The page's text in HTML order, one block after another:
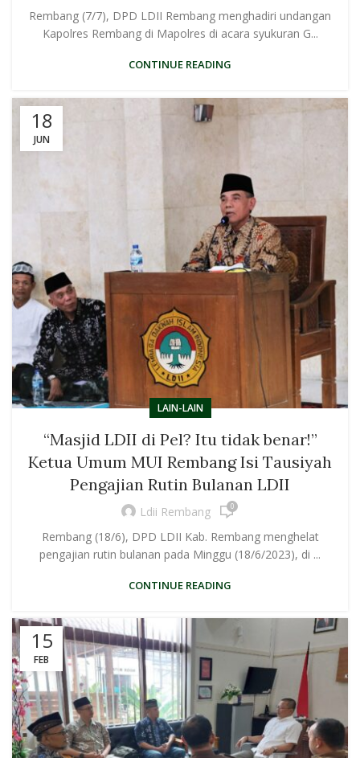
Rembang (7/7), DPD LDII Rembang menghadiri undangan
Kapolres Rembang di Mapolres di acara syukuran G...
CONTINUE READING
18
JUN
LAIN-LAIN
“Masjid LDII di Pel? Itu tidak benar!”
Ketua Umum MUI Rembang Isi Tausiyah
Pengajian Rutin Bulanan LDII
Ldii Rembang 0
Rembang (18/6), DPD LDII Kab. Rembang menghelat
pengajian rutin bulanan pada Minggu (18/6/2023), di ...
CONTINUE READING
15
FEB